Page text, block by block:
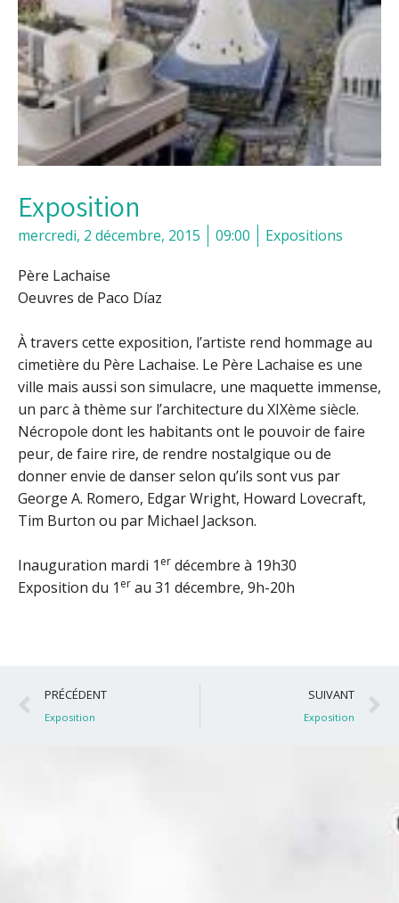
Exposition
mercredi, 2 décembre, 2015 09:00 Expositions
Père Lachaise
Oeuvres de Paco Díaz
À travers cette exposition, l’artiste rend hommage au
cimetière du Père Lachaise. Le Père Lachaise es une
ville mais aussi son simulacre, une maquette immense,
un parc à thème sur l’architecture du XIXème siècle.
Nécropole dont les habitants ont le pouvoir de faire
peur, de faire rire, de rendre nostalgique ou de
donner envie de danser selon qu’ils sont vus par
George A. Romero, Edgar Wright, Howard Lovecraft,
Tim Burton ou par Michael Jackson.
Inauguration mardi 1 er décembre à 19h30
Exposition du 1 er au 31 décembre, 9h-20h
Précédent
PRÉCÉDENT
Exposition
SUIVANT
Exposition